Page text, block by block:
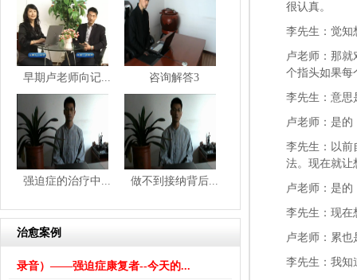
早期卢老师向记... 咨询解答3
强迫症的治疗中... 做不到接纳背后...
治愈案例
录音）——强迫症康复者--今天的...
很认真。
李先生：觉知
卢老师：那
个指头如果每
李先生：意思
卢老师：是
李先生：以
法。现在就让
卢老师：是
李先生：现在
卢老师：累
李先生：我知